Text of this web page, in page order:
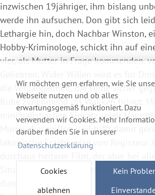
Wir möchten gern erfahren, wie Sie
Webseite nutzen und ob alles
erwartungsgemäß funktioniert. Dazu
verwenden wir Cookies. Mehr
darüber finden Sie in unserer
Datenschutzerklärung
Cookies
ablehnen
Kein
inzwischen 19jähriger, ihm bislang
werde ihn aufsuchen. Don gibt sich
Lethargie hin, doch Nachbar Winston,
Hobby-Kriminologe, schickt ihn auf
vier, als Mutter in Frage kommenden,
Geliebten. Wider Willen wird es für
die Vergangenheit, die seine sicher
Ruhe zunehmend ins Wanken bringt. Mit
minimalistischen Einsatz spielt
Murray diesen Don und trifft damit
lakonische Erzählweise von Regisseur
durchaus heiterer Film, der aber bei
Situationen die Abgründe einer